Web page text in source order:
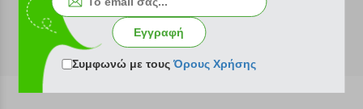
Όροι χρήσης
Sitemap
Τρόποι πληρωμής
Τρόποι αποστολής
Πολιτική επιστροφών
Τεχνική υποστήριξη
©2026 Plus4u.gr
Εγγραφή
Συμφωνώ με τουςΌρους Χρήσης